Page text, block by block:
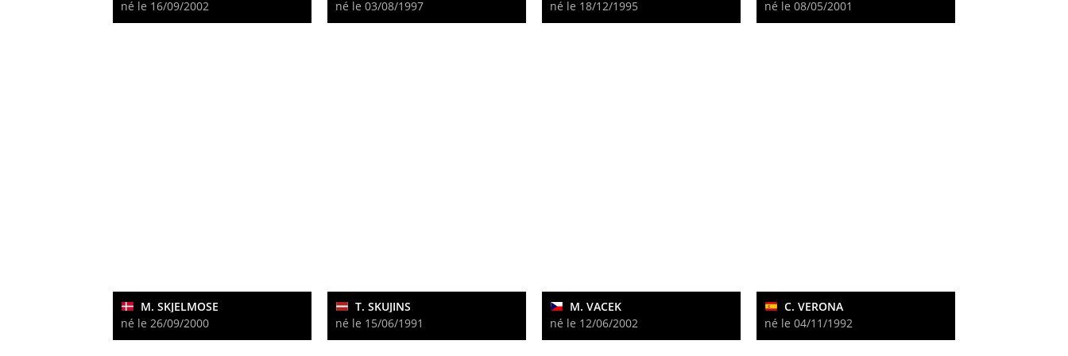
né le 16/09/2002
né le 03/08/1997
né le 18/12/1995
né le 08/05/2001
M. SKJELMOSE
né le 26/09/2000
T. SKUJINS
né le 15/06/1991
M. VACEK
né le 12/06/2002
C. VERONA
né le 04/11/1992